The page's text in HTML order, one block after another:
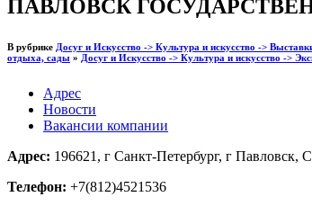
ПАВЛОВСК
В рубрике Досуг и Искусство -> Культура и искусство ->
отдыха, сады » Досуг и Искусство -> Культура и искусство ->
Адрес
Новости
Вакансии компании
Адрес: 196621, г Санкт-Петербург, г Павловск,
Телефон: +7(812)4521536